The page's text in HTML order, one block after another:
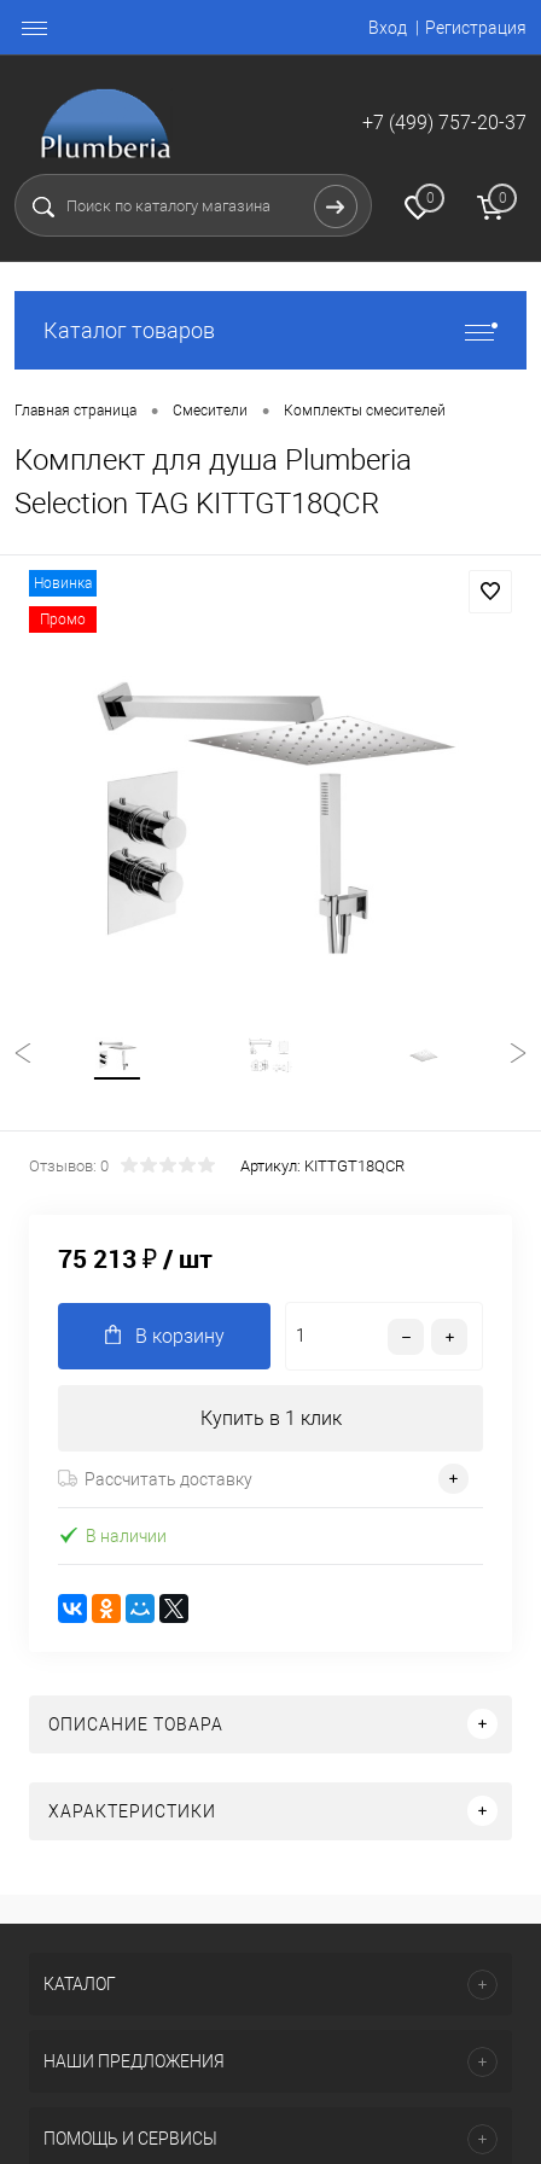
Вход Регистрация
+7 (499) 757-20-37
0 0
Каталог товаров
Главная страница • Смесители • Комплекты смесителей
Комплект для душа Plumberia
Selection TAG KITTGT18QCR
Новинка
Промо
Отзывов: 0 Артикул: KITTGT18QCR
75 213 ₽/ шт
В корзину
Купить в 1 клик
Рассчитать доставку
В наличии
ОПИСАНИЕ ТОВАРА
ХАРАКТЕРИСТИКИ
КАТАЛОГ
НАШИ ПРЕДЛОЖЕНИЯ
ПОМОЩЬ И СЕРВИСЫ